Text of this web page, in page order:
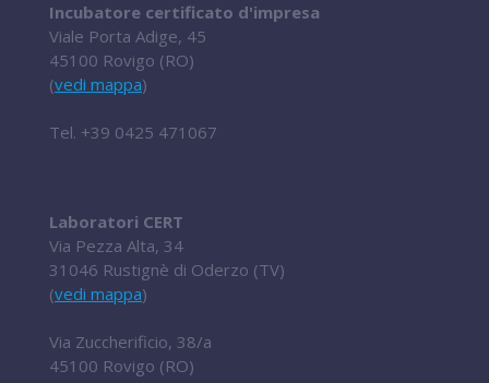
Incubatore certificato d'impresa
Viale Porta Adige, 45
45100 Rovigo (RO)
(vedi mappa)
Tel. +39 0425 471067
Laboratori CERT
Via Pezza Alta, 34
31046 Rustignè di Oderzo (TV)
(vedi mappa)
Via Zuccherificio, 38/a
45100 Rovigo (RO)